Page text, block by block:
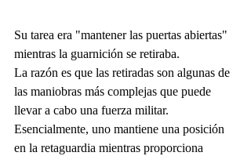
Su tarea era "mantener las puertas abiertas"
mientras la guarnición se retiraba.
La razón es que las retiradas son algunas de
las maniobras más complejas que puede
llevar a cabo una fuerza militar.
Esencialmente, uno mantiene una posición
en la retaguardia mientras proporciona